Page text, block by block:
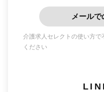
メール
介護求人セレクトの使い方
ください